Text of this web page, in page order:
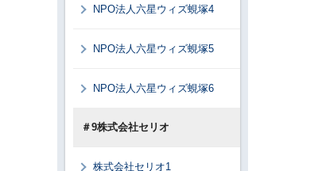
NPO法人六星ウィズ蜆塚4
NPO法人六星ウィズ蜆塚5
NPO法人六星ウィズ蜆塚6
＃9株式会社セリオ
株式会社セリオ1